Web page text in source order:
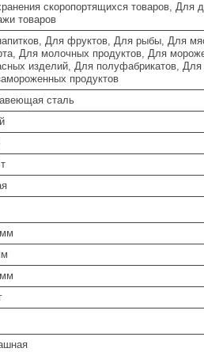
скоропортящихся товаров, Для
товаров
Для фруктов, Для рыбы, Для
Для молочных продуктов, Для
изделий, Для полуфабрикатов,
продуктов
сталь